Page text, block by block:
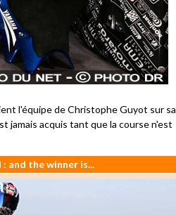
l'équipe de Christophe Guyot sur sa
jamais acquis tant que la course n'est
and the winner is...